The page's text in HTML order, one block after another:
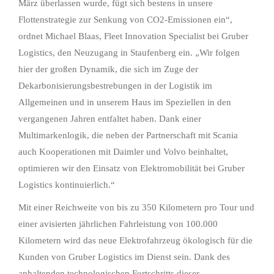
März überlassen wurde, fügt sich bestens in unsere
Flottenstrategie zur Senkung von CO2-Emissionen ein“,
ordnet Michael Blaas, Fleet Innovation Specialist bei Gruber
Logistics, den Neuzugang in Staufenberg ein. „Wir folgen
hier der großen Dynamik, die sich im Zuge der
Dekarbonisierungsbestrebungen in der Logistik im
Allgemeinen und in unserem Haus im Speziellen in den
vergangenen Jahren entfaltet haben. Dank einer
Multimarkenlogik, die neben der Partnerschaft mit Scania
auch Kooperationen mit Daimler und Volvo beinhaltet,
optimieren wir den Einsatz von Elektromobilität bei Gruber
Logistics kontinuierlich.“
Mit einer Reichweite von bis zu 350 Kilometern pro Tour und
einer avisierten jährlichen Fahrleistung von 100.000
Kilometern wird das neue Elektrofahrzeug ökologisch für die
Kunden von Gruber Logistics im Dienst sein. Dank des